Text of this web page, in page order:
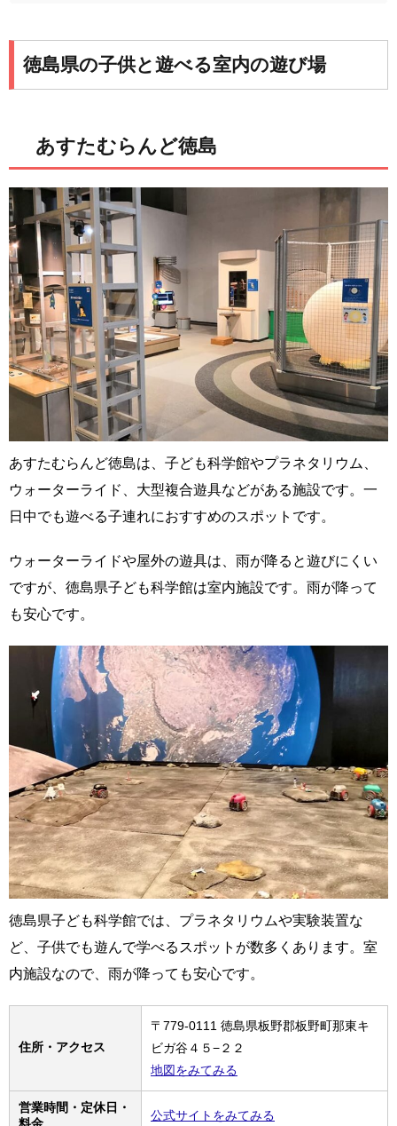
徳島県の子供と遊べる室内の遊び場
あすたむらんど徳島
あすたむらんど徳島は、子ども科学館やプラネタリウム、
ウォーターライド、大型複合遊具などがある施設です。一
日中でも遊べる子連れにおすすめのスポットです。
ウォーターライドや屋外の遊具は、雨が降ると遊びにくい
ですが、徳島県子ども科学館は室内施設です。雨が降って
も安心です。
徳島県子ども科学館では、プラネタリウムや実験装置な
ど、子供でも遊んで学べるスポットが数多くあります。室
内施設なので、雨が降っても安心です。
住所・アクセス
〒779-0111 徳島県板野郡板野町那東キ
ビガ谷４５−２２
地図をみてみる
営業時間・定休日・
公式サイトをみてみる